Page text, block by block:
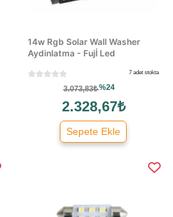
14w Rgb Solar Wall Washer
Aydinlatma - Fujİ Led
7 adet stokta
3.073,83₺%24
2.328,67₺
Sepete Ekle